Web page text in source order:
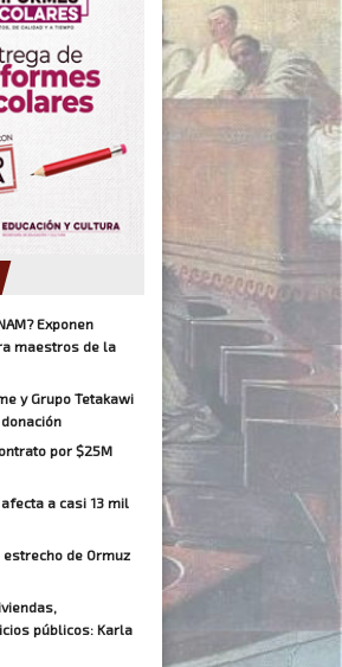
Exponen
maestros de la
y Grupo Tetakawi
por $25M
a casi 13 mil
de Ormuz
públicos: Karla